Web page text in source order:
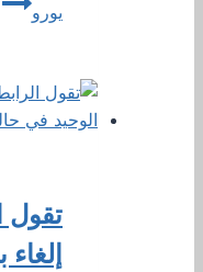
يورو
تقول
إلغاء